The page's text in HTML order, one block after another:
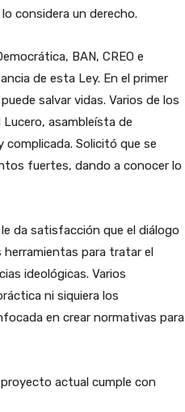
considera un derecho.
BAN, CREO e
de esta Ley. En el primer
salvar vidas. Varios de los
asambleísta de
complicada. Solicitó que se
fuertes, dando a conocer lo
da satisfacción que el diálogo
para tratar el
ideológicas. Varios
ni siquiera los
en crear normativas para
actual cumple con